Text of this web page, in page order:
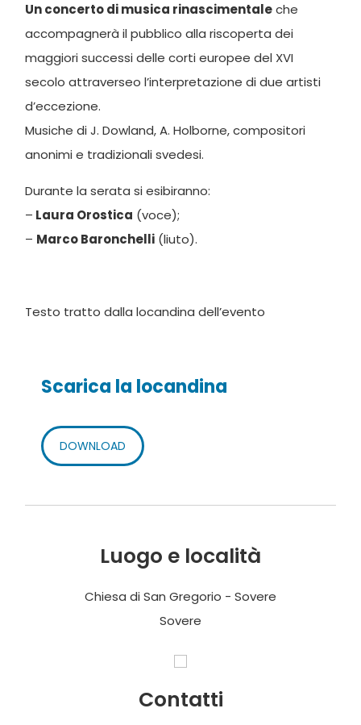
Un concerto di musica rinascimentaleche
accompagnerà il pubblico alla riscoperta dei
maggiori successi delle corti europee del XVI
secolo attraverseo l’interpretazione di due artisti
d’eccezione.
Musiche di J. Dowland, A. Holborne, compositori
anonimi e tradizionali svedesi.
Durante la serata si esibiranno:
– Laura Orostica (voce);
– Marco Baronchelli (liuto).
Testo tratto dalla locandina dell’evento
Scarica la locandina
DOWNLOAD
Luogo e località
Chiesa di San Gregorio - Sovere
Sovere
Contatti